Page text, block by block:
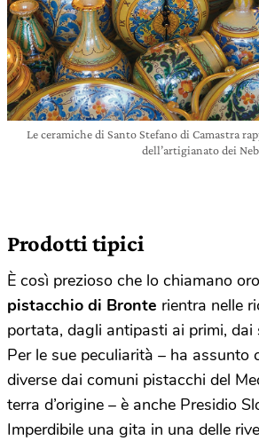
Le ceramiche di Santo Stefano di Camastra
dell’artigianato dei
Prodotti tipici
È così prezioso che lo chiamano
pistacchio di Bronte rientra nelle
portata, dagli antipasti ai primi, dai
Per le sue peculiarità – ha assunto
diverse dai comuni pistacchi del
terra d’origine – è anche Presidio
Imperdibile una gita in una delle